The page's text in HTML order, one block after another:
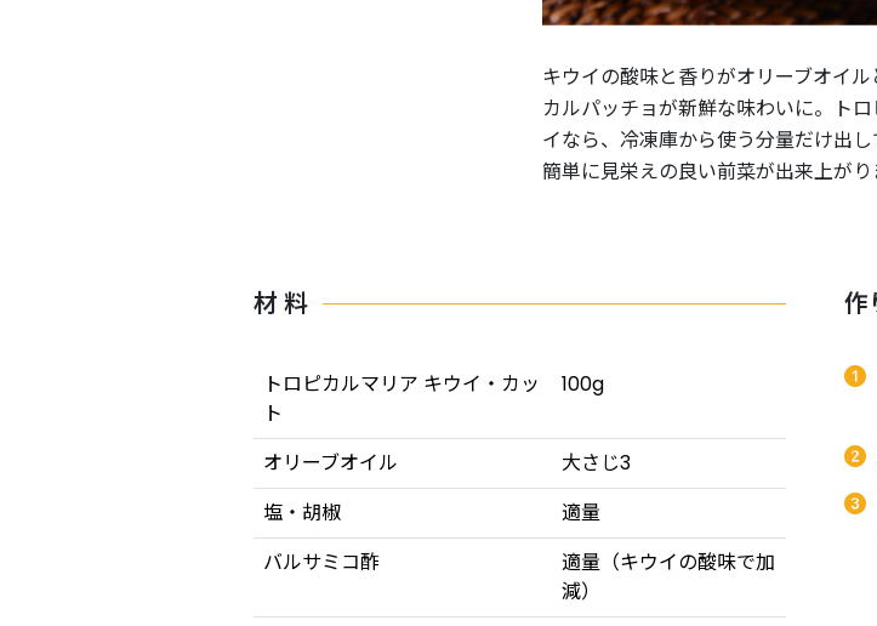
キウイの酸味と香りがオリーブオイ
カルパッチョが新鮮な味わいに。ト
イなら、冷凍庫から使う分量だけ出し
簡単に見栄えの良い前菜が出来上がり
材 料
トロピカルマリア キウイ・カッ
ト
100g
オリーブオイル
大さじ3
塩・胡椒
適量
バルサミコ酢
適量（キウイの酸味で加
減）
作